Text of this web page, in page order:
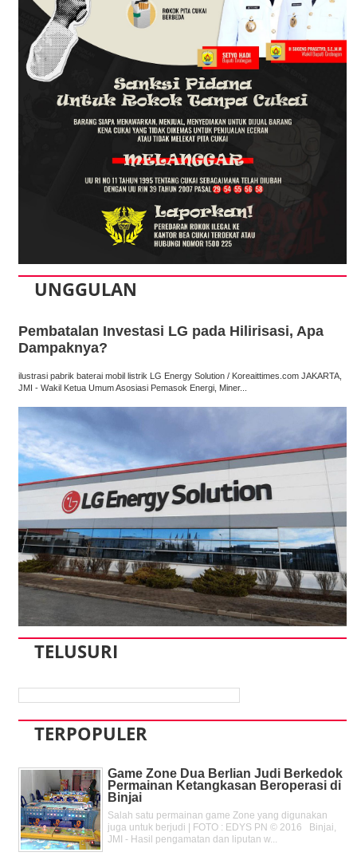
UNGGULAN
Pembatalan Investasi LG pada Hilirisasi, Apa
Dampaknya?
ilustrasi pabrik baterai mobil listrik LG Energy Solution / Koreaittimes.com JAKARTA,
JMI - Wakil Ketua Umum Asosiasi Pemasok Energi, Miner...
TELUSURI
TERPOPULER
Game Zone Dua Berlian Judi Berkedok
Permainan Ketangkasan Beroperasi di
Binjai
Salah satu permainan game Zone yang digunakan
juga untuk berjudi | FOTO : EDYS PN © 2016 Binjai,
JMI - Hasil pengamatan dan liputan w...